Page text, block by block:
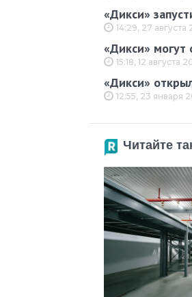
«Дикси»
14:29, 27 августа
«Дикси» могут
15:18, 12 августа
«Дикси»
12:55, 23 января
Читайте